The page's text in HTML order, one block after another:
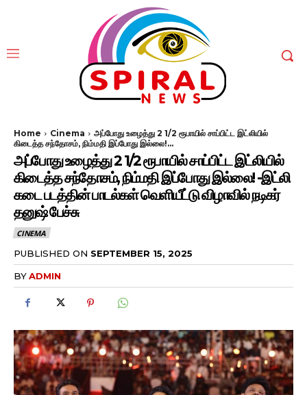
Home Cinema
அப்போது உழைத்து 2 1/2 ரூபாயில் சாப்பிட்ட இட்லியில்
கிடைத்த சந்தோசம், நிம்மதி இப்போது இல்லை!...
அப்போது உழைத்து 2 1/2 ரூபாயில் சாப்பிட்ட இட்லியில்
கிடைத்த சந்தோசம், நிம்மதி இப்போது இல்லை! -இட்லி
கடை படத்தின் பாடல்கள் வெளியீட்டு விழாவில் நடிகர்
தனுஷ் பேச்சு
CINEMA
PUBLISHED ON SEPTEMBER 15, 2025
BYADMIN